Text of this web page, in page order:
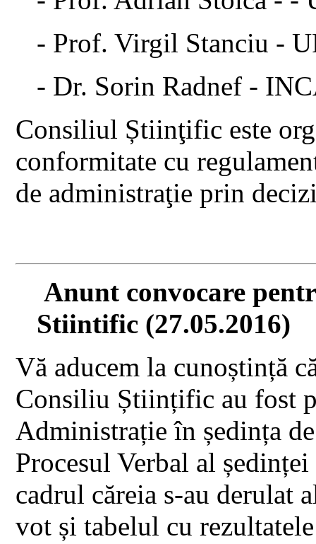
- Prof. Virgil Stanciu -
- Dr. Sorin Radnef -
Consiliul Știinţific este
conformitate cu
de administraţie prin
Anunt convocare
Stiintific (27.05.2016)
Vă aducem la cunoștință
Consiliu Științific au fost
Administrație în ședința
Procesul Verbal al
cadrul căreia s-au derulat
vot și tabelul cu